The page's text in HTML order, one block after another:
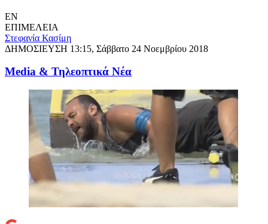
EN
ΕΠΙΜΕΛΕΙΑ
Στεφανία Κασίμη
ΔΗΜΟΣΙΕΥΣΗ 13:15, Σάββατο 24 Νοεμβρίου 2018
Media & Τηλεοπτικά Νέα